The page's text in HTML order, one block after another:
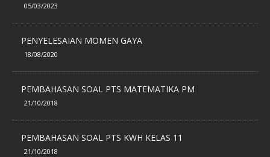
05/03/2023
PENYELESAIAN MOMEN GAYA
18/08/2020
PEMBAHASAN SOAL PTS MATEMATIKA PM
21/10/2018
PEMBAHASAN SOAL PTS KWH KELAS 11
21/10/2018